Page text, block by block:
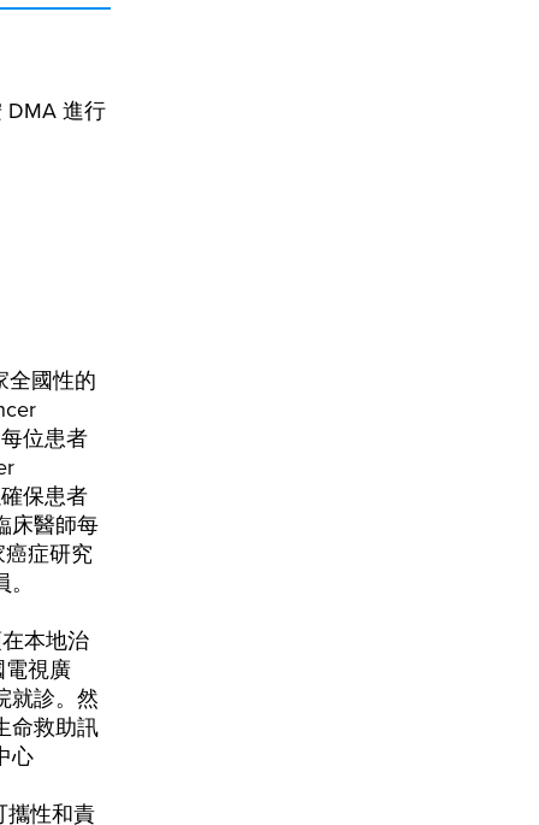
DMA 進行
全國性的
位患者
保患者
床醫師每
症研究
本地治
視廣
就診。然
命救助訊
心
攜性和責